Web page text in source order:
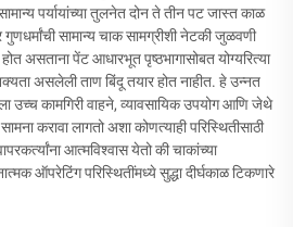
पर्यायांच्या तुलनेत दोन ते तीन पट जास्त काळ
गुणधर्मांची सामान्य चाक सामग्रीशी नेटकी जुळवणी
असताना पेंट आधारभूत पृष्ठभागासोबत योग्यरित्या
असलेली ताण बिंदू तयार होत नाहीत. हे उन्नत
उच्च कामगिरी वाहने, व्यावसायिक उपयोग आणि जेथे
करावा लागतो अशा कोणत्याही परिस्थितीसाठी
आत्मविश्वास येतो की चाकांच्या
ऑपरेटिंग परिस्थितींमध्ये सुद्धा दीर्घकाळ टिकणारे